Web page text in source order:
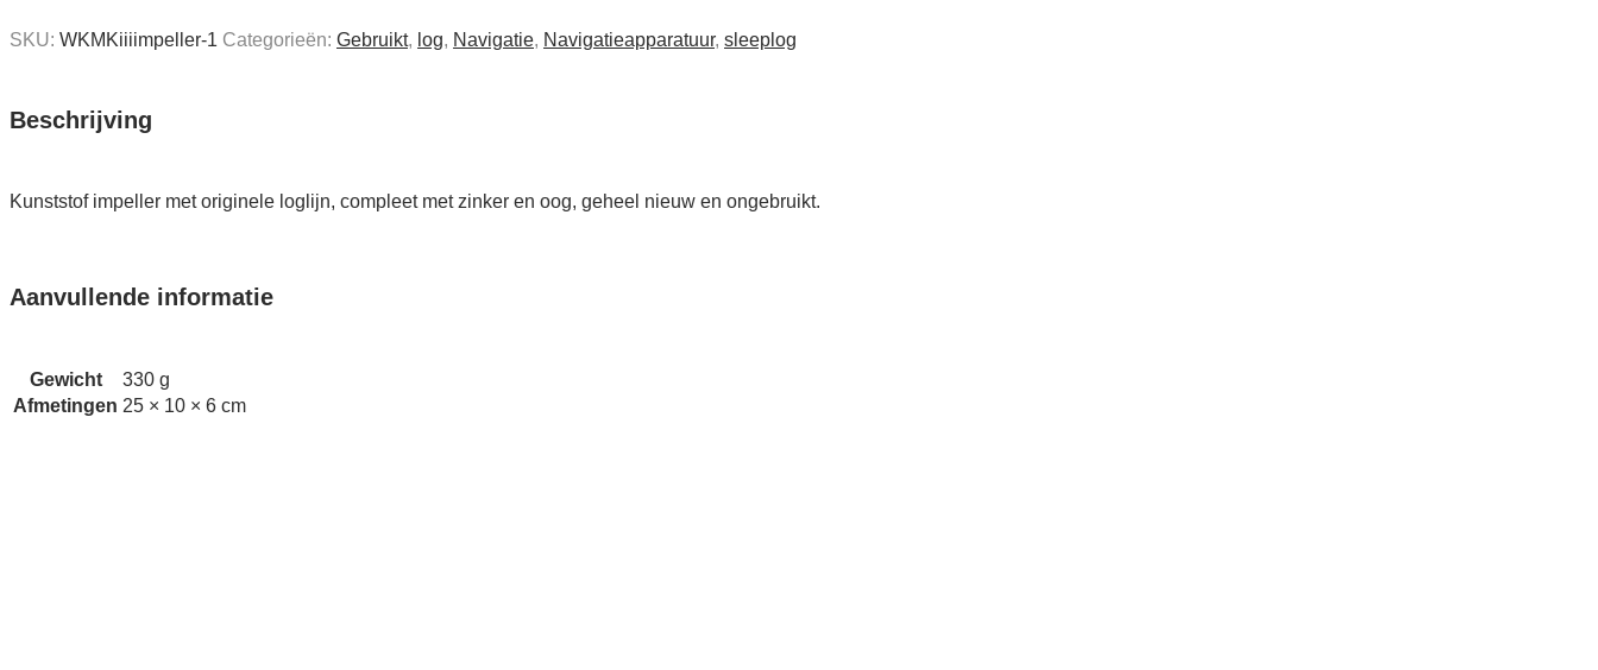
SKU: WKMKiiiimpeller-1 Categorieën: Gebruikt, log, Navigatie, Navigatie­apparatuur, sleeplog
Beschrijving
Kunststof impeller met originele loglijn, compleet met zinker en oog, geheel nieuw en ongebruikt.
Aanvullende informatie
Gewicht
330 g
Afmetingen 25 × 10 × 6 cm